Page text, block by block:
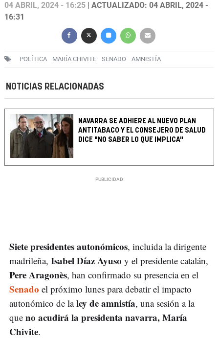
04 ABRIL, 2024 - 16:25 | ACTUALIZADO: 04 ABRIL, 2024 -
16:31
POLÍTICA MARÍA CHIVITE SENADO AMNISTÍA
NOTICIAS RELACIONADAS
NAVARRA SE ADHIERE AL NUEVO PLAN
ANTITABACO Y EL CONSEJERO DE SALUD
DICE "NO SABER LO QUE IMPLICA"
Siete presidentes autonómicos, incluida la dirigente
madrileña, Isabel Díaz Ayuso y el presidente catalán,
Pere Aragonès, han confirmado su presencia en el
Senado el próximo lunes para debatir el impacto
autonómico de laley de amnistía, una sesión a la
que no acudirá la presidenta navarra, María
Chivite.